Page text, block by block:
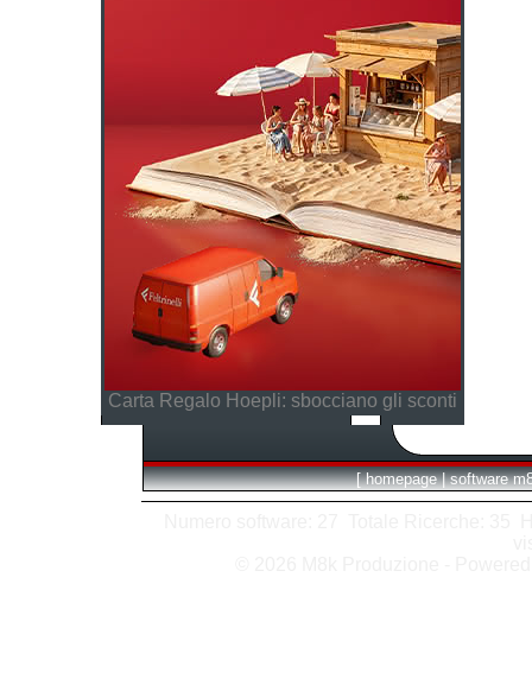
Carta Regalo Hoepli: sbocciano gli sconti
[ homepage | software